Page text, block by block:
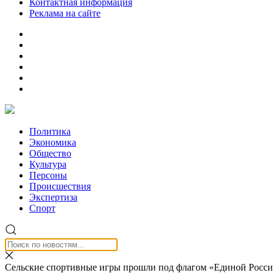
Контактная информация
Реклама на сайте
Политика
Экономика
Общество
Культура
Персоны
Происшествия
Экспертиза
Спорт
Сельские спортивные игры прошли под флагом «Единой